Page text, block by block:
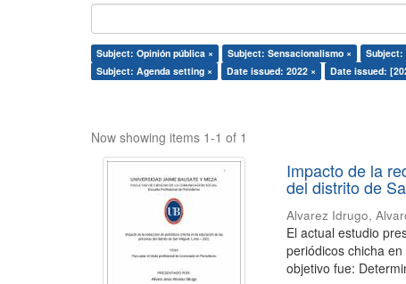
Subject: Opinión pública × Subject: Sensacionalismo × Subject:
Subject: Agenda setting ×
Date issued: 2022 × Date issued:
Now showing items 1-1 of 1
Impacto de la
del distrito de
Alvarez Idrugo,
El actual estudio
periódicos chicha
objetivo fue: